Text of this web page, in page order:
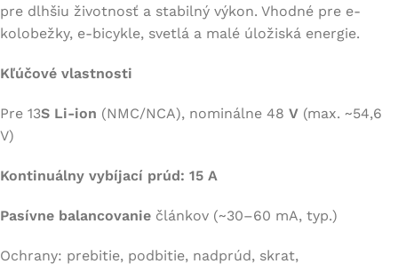
pre dlhšiu životnosť a stabilný výkon. Vhodné pre e-
kolobežky, e-bicykle, svetlá a malé úložiská energie.
Kľúčové vlastnosti
Pre 13S Li-ion (NMC/NCA), nominálne 48 V (max. ~54,6
V)
Kontinuálny vybíjací prúd: 15 A
Pasívne balancovanie článkov (~30–60 mA, typ.)
Ochrany: prebitie, podbitie, nadprúd, skrat,